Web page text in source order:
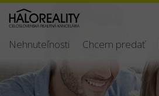
Nehnuteľnosti Chcem predať